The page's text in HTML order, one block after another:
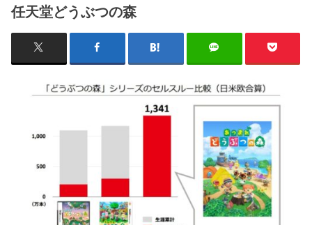
任天堂どうぶつの森